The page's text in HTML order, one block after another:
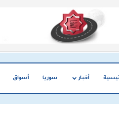
أخبار سوريا أسواق